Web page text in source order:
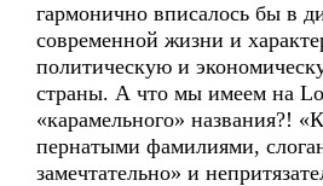
гармонично вписалось бы в
современной жизни и
политическую и
страны. А что мы имеем на
«карамельного» названия?!
пернатыми фамилиями,
замечтательно» и